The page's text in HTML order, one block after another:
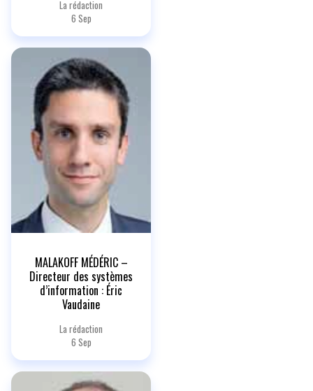
La rédaction
6 Sep
MALAKOFF MÉDÉRIC –
Directeur des systèmes
d’information : Éric
Vaudaine
La rédaction
6 Sep